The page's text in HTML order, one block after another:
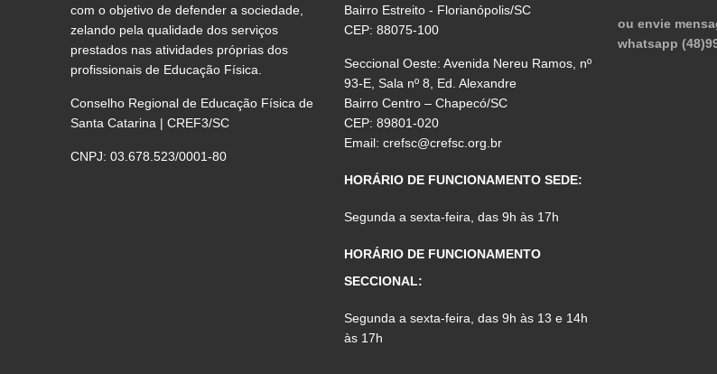
com o objetivo de defender a sociedade,
zelando pela qualidade dos serviços
prestados nas atividades próprias dos
profissionais de Educação Física.
Conselho Regional de Educação Física de
Santa Catarina | CREF3/SC
CNPJ: 03.678.523/0001-80
Bairro Estreito - Florianópolis/SC
CEP: 88075-100
Seccional Oeste: Avenida Nereu Ramos, nº
93-E, Sala nº 8, Ed. Alexandre
Bairro Centro – Chapecó/SC
CEP: 89801-020
Email:crefsc@crefsc.org.br
HORÁRIO DE FUNCIONAMENTO SEDE:
Segunda a sexta-feira, das 9h às 17h
HORÁRIO DE FUNCIONAMENTO
SECCIONAL:
Segunda a sexta-feira, das 9h às 13 e 14h
às 17h
ou envie
whatsapp